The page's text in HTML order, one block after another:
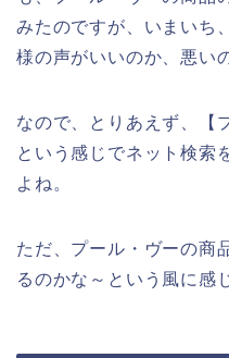
みたのですが、いまいち
様の声がいいのか、悪い
なので、とりあえず、【
という感じでネット検索
よね。
ただ、プール・ヴーの商
るのかな～という風に感